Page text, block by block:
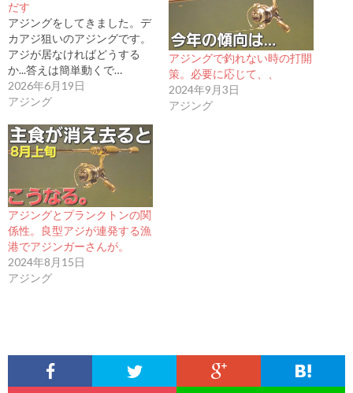
だす
アジングをしてきました。デ
カアジ狙いのアジングです。
アジが居なければどうする
か...答えは簡単動くで…
2026年6月19日
アジング
アジングで釣れない時の打開
策。必要に応じて、、
2024年9月3日
アジング
アジングとプランクトンの関
係性。良型アジが連発する漁
港でアジンガーさんが。
2024年8月15日
アジング